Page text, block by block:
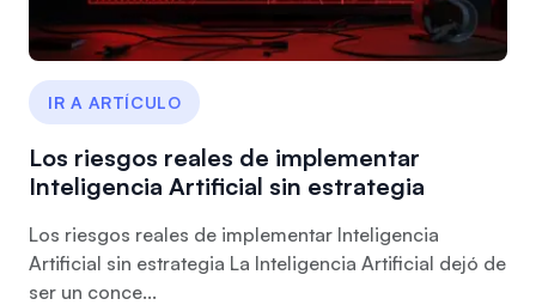
IR A ARTÍCULO
Los riesgos reales de implementar
Inteligencia Artificial sin estrategia
Los riesgos reales de implementar Inteligencia
Artificial sin estrategia La Inteligencia Artificial dejó de
ser un conce...